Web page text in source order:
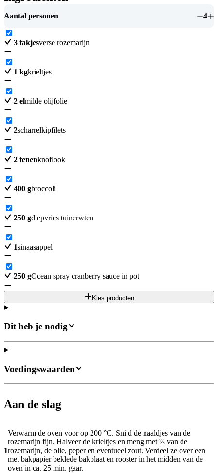
Aantal personen 4
3 takjesverse rozemarijn
1 kgkrieltjes
2 elmilde olijfolie
2scharrelkipfilets
2 tenenknoflook
400 gbroccoli
250 gdiepvries tuinerwten
1sinaasappel
250 gOcean spray cranberry sauce in pot
Kies producten
Dit heb je nodig
Aan de slag
1
Verwarm de oven voor op 200 °C. Snijd de naaldjes van de
rozemarijn fijn. Halveer de krieltjes en meng met ⅔ van de
rozemarijn, de olie, peper en eventueel zout. Verdeel ze over een
met bakpapier beklede bakplaat en rooster in het midden van de
oven in ca. 25 min. gaar.
Voedingswaarden